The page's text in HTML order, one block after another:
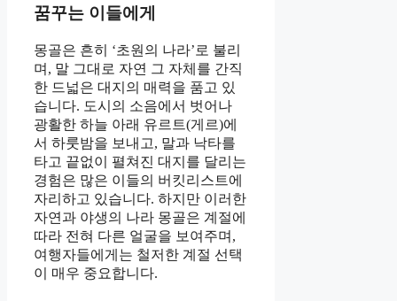
꿈꾸는 이들에게
몽골은 흔히 ‘초원의 나라’로 불리
며, 말 그대로 자연 그 자체를 간직
한 드넓은 대지의 매력을 품고 있
습니다. 도시의 소음에서 벗어나
광활한 하늘 아래 유르트(게르)에
서 하룻밤을 보내고, 말과 낙타를
타고 끝없이 펼쳐진 대지를 달리는
경험은 많은 이들의 버킷리스트에
자리하고 있습니다. 하지만 이러한
자연과 야생의 나라 몽골은 계절에
따라 전혀 다른 얼굴을 보여주며,
여행자들에게는 철저한 계절 선택
이 매우 중요합니다.